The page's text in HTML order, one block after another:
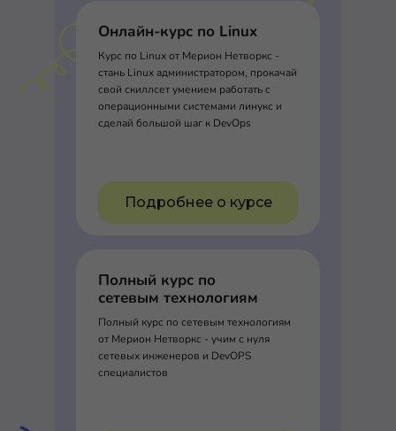
Онлайн-курс по Linux
Курс по Linux от Мерион Нетворкс -
стань Linux администратором, прокачай
свой скиллсет умением работать с
операционными системами линукс и
сделай большой шаг к DevOps
Подробнее о курсе
Полный курс по
сетевым технологиям
Полный курс по сетевым технологиям
от Мерион Нетворкс - учим с нуля
сетевых инженеров и DevOPS
специалистов